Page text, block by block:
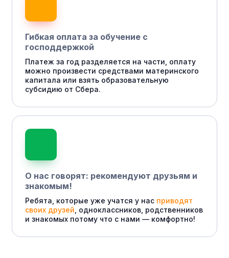
Гибкая оплата за обучение с
господдержкой
Платеж за год разделяется на части, оплату
можно произвести средствами материнского
капитала или взять образовательную
субсидию от Сбера.
О нас говорят: рекомендуют друзьям и
знакомым!
Ребята, которые уже учатся у нас приводят
своих друзей , одноклассников, родственников
и знакомых потому что с нами — комфортно!